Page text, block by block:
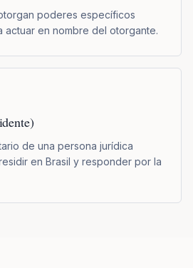
poderes específicos
actuar en nombre del otorgante.
de una persona jurídica
en Brasil y responder por la